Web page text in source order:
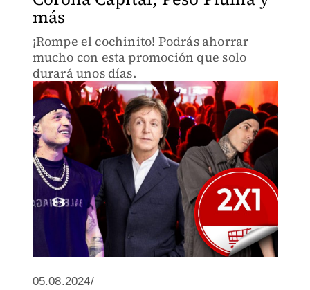
más
¡Rompe el cochinito! Podrás ahorrar
mucho con esta promoción que solo
durará unos días.
05.08.2024/